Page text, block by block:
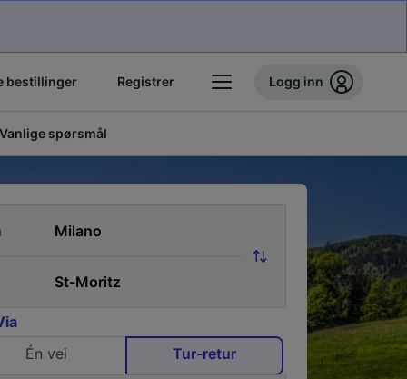
bestillinger Registrer Logg inn
Vanlige spørsmål
Én vei
Tur-retur